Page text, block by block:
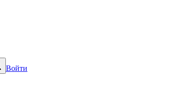
Войти